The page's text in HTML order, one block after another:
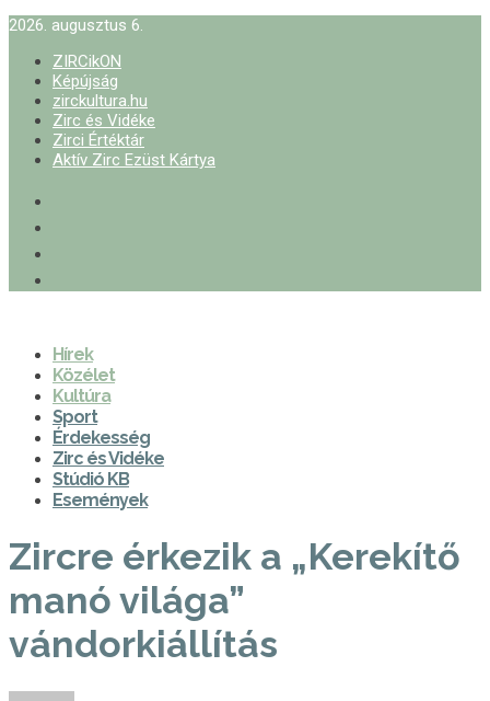
2026. augusztus 6.
ZIRCikON
Képújság
zirckultura.hu
Zirc és Vidéke
Zirci Értéktár
Aktív Zirc Ezüst Kártya
Hírek
Közélet
Kultúra
Sport
Érdekesség
Zirc és Vidéke
Stúdió KB
Események
Zircre érkezik a „Kerekítő
manó világa”
vándorkiállítás